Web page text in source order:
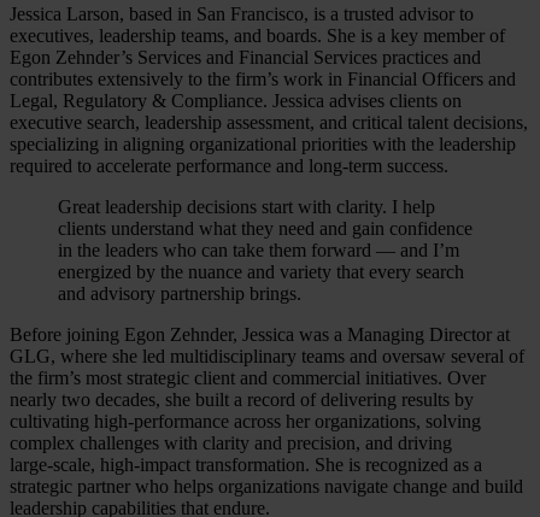
Jessica Larson, based in San Francisco, is a trusted advisor to
executives, leadership teams, and boards. She is a key member of
Egon Zehnder’s Services and Financial Services practices and
contributes extensively to the firm’s work in Financial Officers and
Legal, Regulatory & Compliance. Jessica advises clients on
executive search, leadership assessment, and critical talent decisions,
specializing in aligning organizational priorities with the leadership
required to accelerate performance and long‑term success.
Great leadership decisions start with clarity. I help
clients understand what they need and gain confidence
in the leaders who can take them forward — and I’m
energized by the nuance and variety that every search
and advisory partnership brings.
Before joining Egon Zehnder, Jessica was a Managing Director at
GLG, where she led multidisciplinary teams and oversaw several of
the firm’s most strategic client and commercial initiatives. Over
nearly two decades, she built a record of delivering results by
cultivating high‑performance across her organizations, solving
complex challenges with clarity and precision, and driving
large‑scale, high‑impact transformation. She is recognized as a
strategic partner who helps organizations navigate change and build
leadership capabilities that endure.